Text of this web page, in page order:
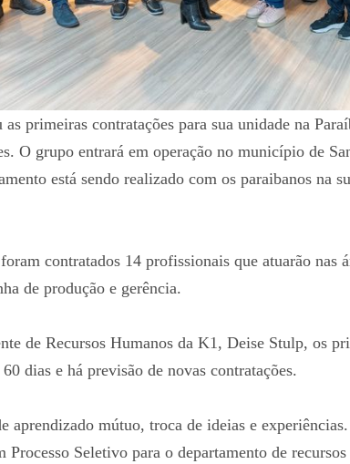
primeiras contratações para sua unidade na
O grupo entrará em operação no município de
está sendo realizado com os paraibanos na
contratados 14 profissionais que atuarão nas
de produção e gerência.
de Recursos Humanos da K1, Deise Stulp, os
dias e há previsão de novas contratações.
aprendizado mútuo, troca de ideias e
Processo Seletivo para o departamento de